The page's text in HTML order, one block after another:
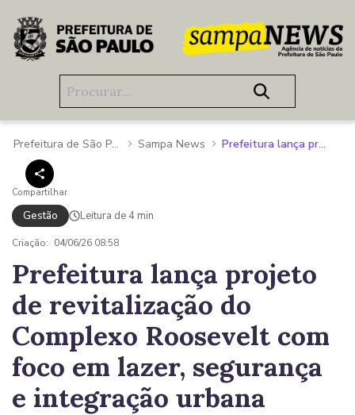
Pular para o Conteúdo principal
Prefeitura de São Paulo Sampa News Prefeitura lança projeto de revitalização do Complexo Roosevelt com foco em lazer, segurança e integração urbana
Compartilhar
Gestão Leitura de 4 min
Criação: 04/06/26 08:58
Prefeitura lança projeto
de revitalização do
Complexo Roosevelt com
foco em lazer, segurança
e integração urbana